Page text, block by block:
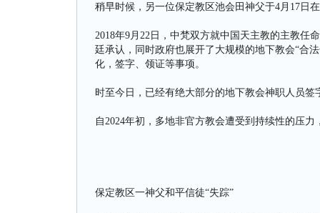
稍早时候，另一位保定教区池会田神父于4月17日
2018年9月22日，中梵双方就中国天主教的主教任
廷承认，同时政府也展开了大规模的地下教会“合
化，签字、领证等事项。
时至今日，已经有绝大部分的地下教会神职人员
自2024年初，多地非官方教会遭受到持续性的压
保定教区一神父和平信徒“失踪”